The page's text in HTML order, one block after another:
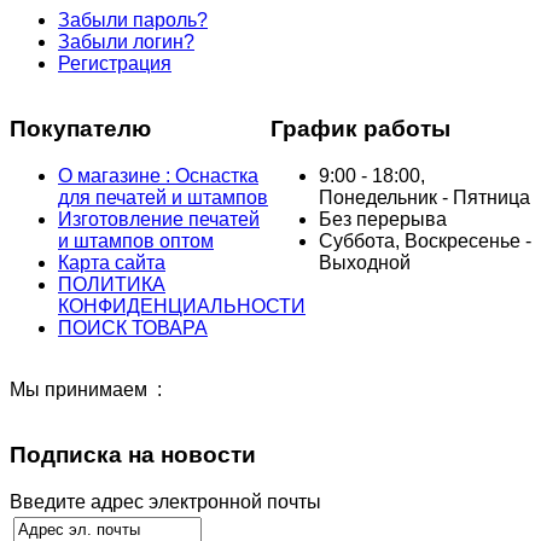
Забыли пароль?
Забыли логин?
Регистрация
Покупателю
О магазине : Оснастка
для печатей и штампов
Изготовление печатей
и штампов оптом
Карта сайта
ПОЛИТИКА
КОНФИДЕНЦИАЛЬНОСТИ
ПОИСК ТОВАРА
График работы
9:00 - 18:00,
Понедельник - Пятница
Без перерыва
Суббота, Воскресенье -
Выходной
Мы принимаем :
Подписка на новости
Введите адрес электронной почты